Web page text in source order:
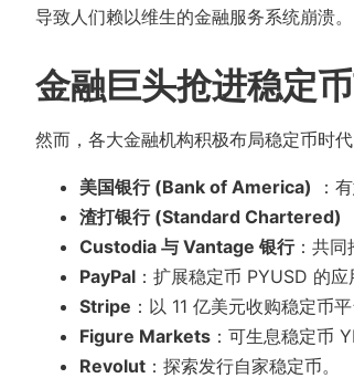
导致人们赖以维生的金融服务系统崩溃。
金融巨头抢进稳定
然而，各大金融机构积极布局稳定币时
美国银行 (Bank of America) ：
渣打银行 (Standard Chartered)
Custodia 与 Vantage 银行：共同
PayPal ：扩展稳定币 PYUSD 的
Stripe ：以 11 亿美元收购稳定币
Figure Markets ：可生息稳定币
Revolut ：探索发行自家稳定币。